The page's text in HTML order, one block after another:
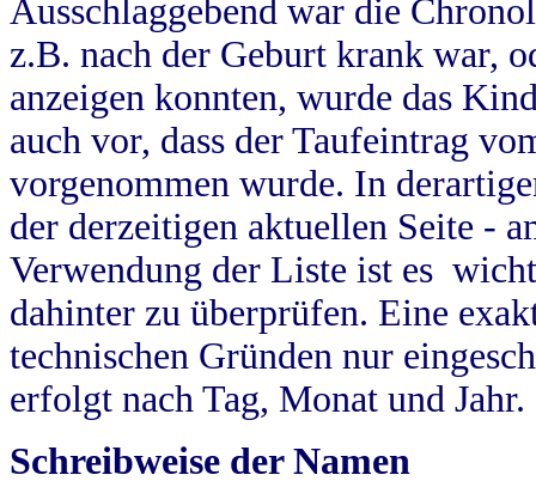
Ausschlaggebend war die
z.B. nach der Geburt krank war,
anzeigen konnten, wurde das
auch vor, dass der Taufeintrag
vorgenommen wurde. In
der derzeitigen aktuellen Seite -
Verwendung der Liste ist es
dahinter zu überprüfen. Eine
technischen Gründen nur
erfolgt nach Tag, Monat und Jahr.
Schreibweise der Namen